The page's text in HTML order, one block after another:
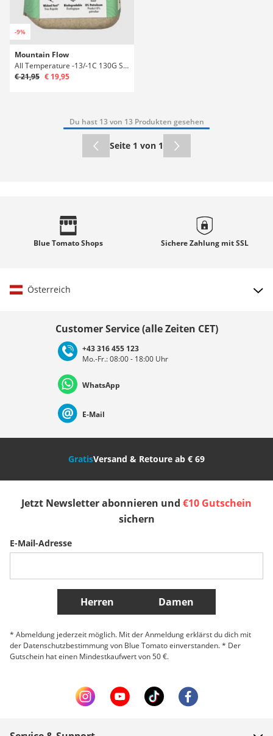
-9%
Mountain Flow
All Temperature -13/-1C 130G Surfwachs
€ 21,95 € 19,95
Du hast 13 von 13 Produkten gesehen
Seite 1 von 1
Blue TomatoShops Sichere Zahlung mitSSL
Österreich
Deutschland Österreich
Nederland Italia (Italiano) Italien (Deutsch)
Slovenija
Belgique (Français) Danmark Norge
Weitere Länder
Customer Service (alle Zeiten CET)
+43 316 455 123
Mo.-Fr.: 08:00 - 18:00 Uhr
WhatsApp
E-Mail
GratisVersand & Retoure ab € 69
Jetzt Newsletter abonnieren und €10 Gutschein
sichern
E-Mail-Adresse
Herren Damen
* Abmeldung jederzeit möglich. Mit der Anmeldung erklärst du dich mit
der Datenschutzbestimmung von Blue Tomato einverstanden. * Der
Gutschein hat einen Mindestkaufwert von 50 €.